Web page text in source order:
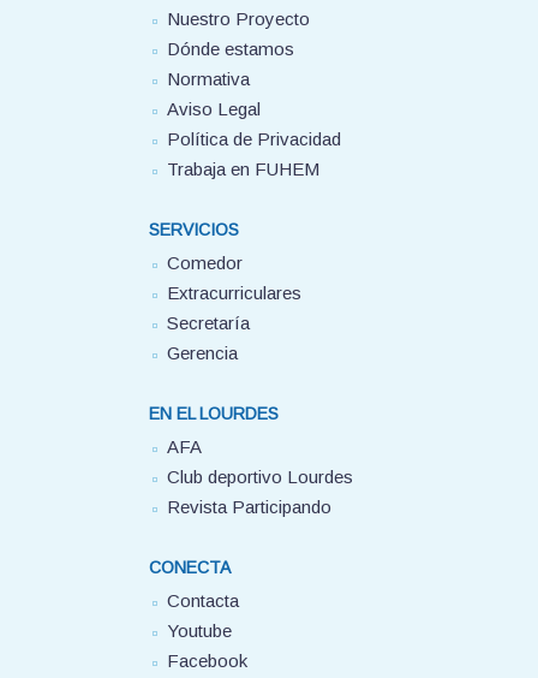
Nuestro Proyecto
Dónde estamos
Normativa
Aviso Legal
Política de Privacidad
Trabaja en FUHEM
SERVICIOS
Comedor
Extracurriculares
Secretaría
Gerencia
EN EL LOURDES
AFA
Club deportivo Lourdes
Revista Participando
CONECTA
Contacta
Youtube
Facebook